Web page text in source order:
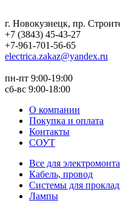
г. Новокузнецк, пр.
+7 (3843) 45-43-27
+7-961-701-56-65
electrica.zakaz@yandex.ru
пн-пт 9:00-19:00
сб-вс 9:00-18:00
О компании
Покупка и оплата
Контакты
СОУТ
Все для
Кабель, провод
Системы для
Лампы